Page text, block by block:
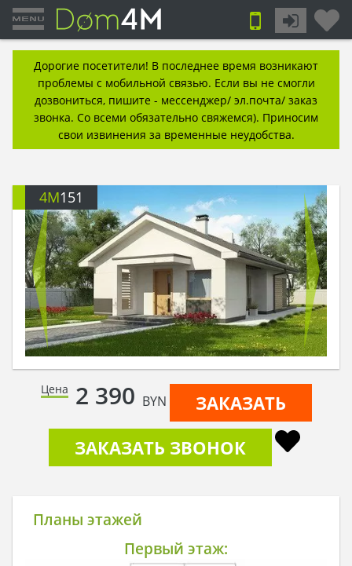
Дорогие посетители! В последнее время возникают
проблемы с мобильной связью. Если вы не смогли
дозвониться, пишите - мессенджер/ эл.почта/ заказ
звонка. Со всеми обязательно свяжемся). Приносим
свои извинения за временные неудобства.
4M151
Цена 2 390 BYN
ЗАКАЗАТЬ
ЗАКАЗАТЬ ЗВОНОК
Планы этажей
Первый этаж: